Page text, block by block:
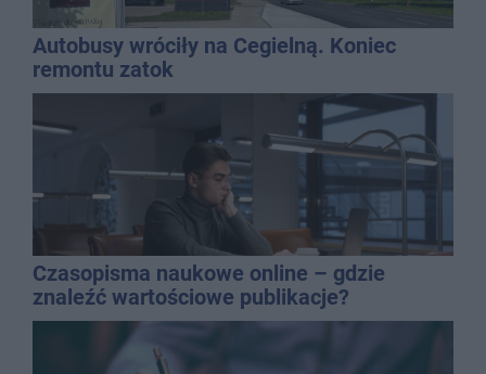
Autobusy wróciły na Cegielną. Koniec
remontu zatok
Czasopisma naukowe online – gdzie
znaleźć wartościowe publikacje?